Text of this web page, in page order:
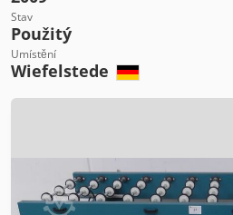
Stav
Použitý
Umístění
Wiefelstede